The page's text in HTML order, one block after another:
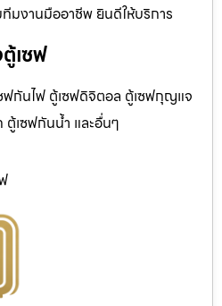
มงานมืออาชีพ ยินดีให้บริการ
เซฟ
ฟกันไฟ ตู้เซฟดิจิตอล ตู้เซฟกุญแจ
ตู้เซฟกันน้ำ และอื่นๆ